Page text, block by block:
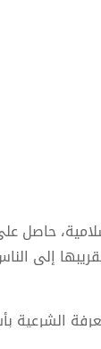
حاصل
إلى
الشرعية